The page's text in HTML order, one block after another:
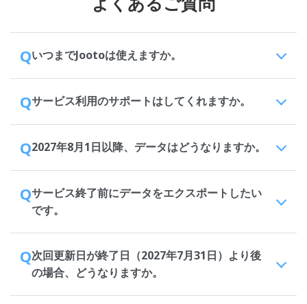
QいつまでJootoは使えますか。
Qサービス利用のサポートはしてくれますか。
Q2027年8月1日以降、データはどうなりますか。
Qサービス終了前にデータをエクスポートしたい
です。
Q次回更新日が終了日（2027年7月31日）より後
の場合、どうなりますか。